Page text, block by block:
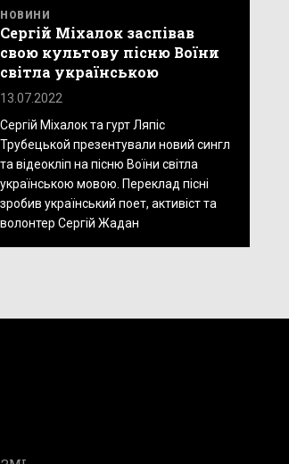
НОВИНИ
Сергій Міхалок заспівав
свою культову пісню Воїни
світла українською
13.07.2022
Сергій Міхалок та гурт Ляпіс
Трубецькой презентували новий сингл
та відеокліп на пісню Воїни світла
українською мовою. Переклад пісні
зробив український поет, активіст та
волонтер Сергій Жадан